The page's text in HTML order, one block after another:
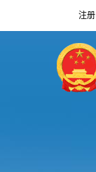
注册